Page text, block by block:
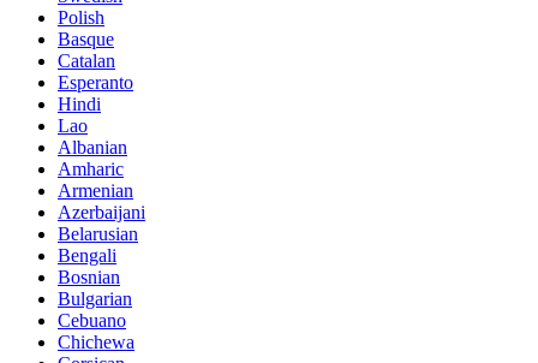
Polish
Basque
Catalan
Esperanto
Hindi
Lao
Albanian
Amharic
Armenian
Azerbaijani
Belarusian
Bengali
Bosnian
Bulgarian
Cebuano
Chichewa